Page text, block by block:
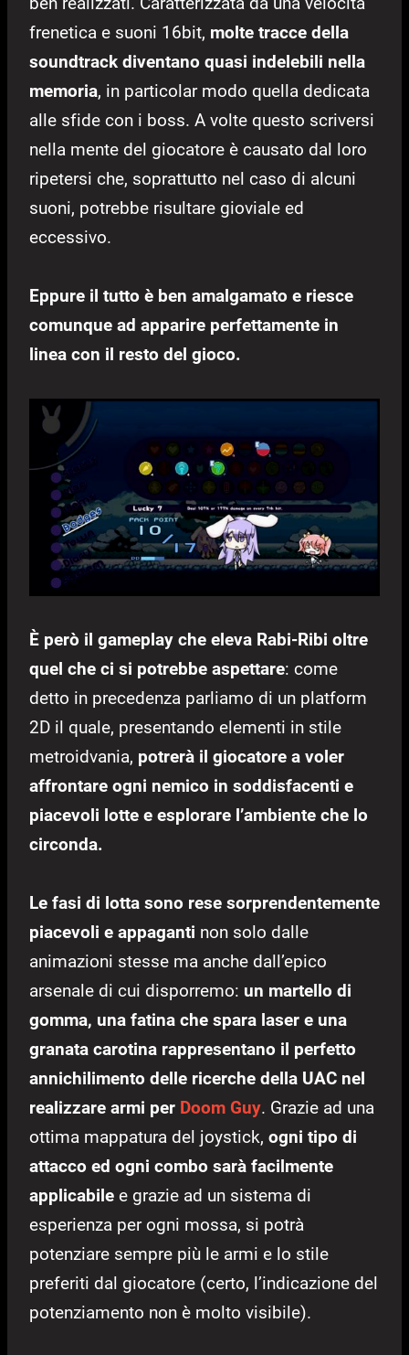
frenetica e suoni 16bit, molte tracce della
soundtrack diventano quasi indelebili nella
memoria, in particolar modo quella dedicata
alle sfide con i boss. A volte questo scriversi
nella mente del giocatore è causato dal loro
ripetersi che, soprattutto nel caso di alcuni
suoni, potrebbe risultare gioviale ed
eccessivo.
Eppure il tutto è ben amalgamato e riesce
comunque ad apparire perfettamente in
linea con il resto del gioco.
È però il gameplay che eleva Rabi-Ribi oltre
quel che ci si potrebbe aspettare: come
detto in precedenza parliamo di un platform
2D il quale, presentando elementi in stile
metroidvania, potrerà il giocatore a voler
affrontare ogni nemico in soddisfacenti e
piacevoli lotte e esplorare l’ambiente che lo
circonda.
Le fasi di lotta sono rese sorprendentemente
piacevoli e appaganti non solo dalle
animazioni stesse ma anche dall’epico
arsenale di cui disporremo: un martello di
gomma, una fatina che spara laser e una
granata carotina rappresentano il perfetto
annichilimento delle ricerche della UAC nel
realizzare armi per Doom Guy. Grazie ad una
ottima mappatura del joystick, ogni tipo di
attacco ed ogni combo sarà facilmente
applicabile e grazie ad un sistema di
esperienza per ogni mossa, si potrà
potenziare sempre più le armi e lo stile
preferiti dal giocatore (certo, l’indicazione del
potenziamento non è molto visibile).